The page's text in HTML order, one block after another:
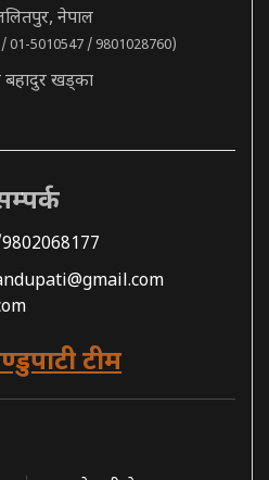
नेपाल
/ 01-5010547 / 9801028760)
बहादुर खड्का
टीम